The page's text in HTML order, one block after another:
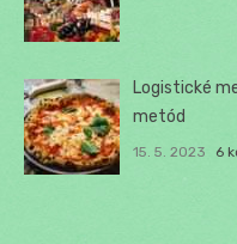
Logistické
metód
15. 5. 2023 6